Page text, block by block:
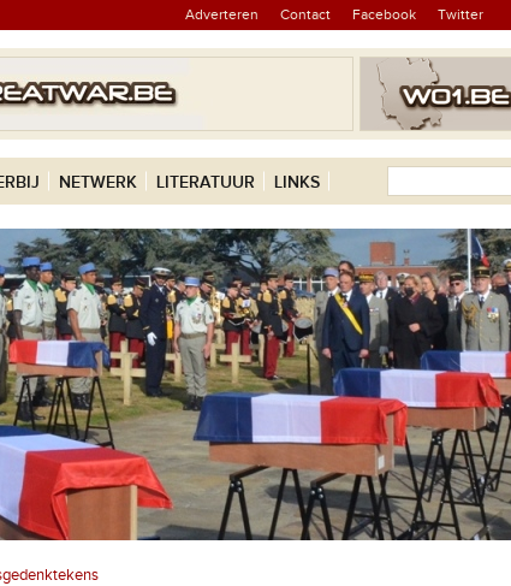
Adverteren Contact Facebook Twitter
NETWERK LITERATUUR LINKS